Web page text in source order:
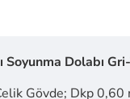
Soyunma Dolabı
Gövde; Dkp 0,60